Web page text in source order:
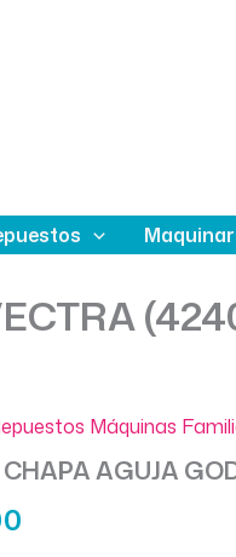
Máquinas
CHAPA AGUJA